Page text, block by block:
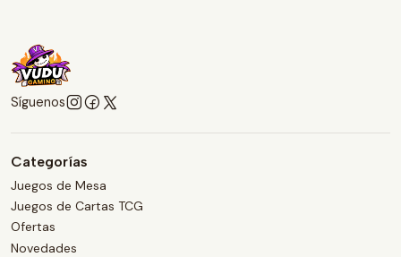
Síguenos
Categorías
Juegos de Mesa
Juegos de Cartas TCG
Ofertas
Novedades